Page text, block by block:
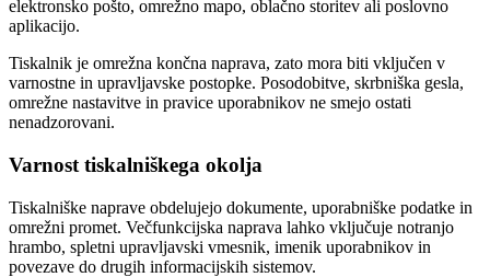
elektronsko pošto, omrežno mapo, oblačno storitev ali poslovno
aplikacijo.
Tiskalnik je omrežna končna naprava, zato mora biti vključen v
varnostne in upravljavske postopke. Posodobitve, skrbniška gesla,
omrežne nastavitve in pravice uporabnikov ne smejo ostati
nenadzorovani.
Varnost tiskalniškega okolja
Tiskalniške naprave obdelujejo dokumente, uporabniške podatke in
omrežni promet. Večfunkcijska naprava lahko vključuje notranjo
hrambo, spletni upravljavski vmesnik, imenik uporabnikov in
povezave do drugih informacijskih sistemov.